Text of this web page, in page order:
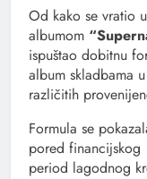
Od kako se vratio
albumom
ispuštao dobitnu
album skladbama
različitih
Formula se
pored
period lagodnog